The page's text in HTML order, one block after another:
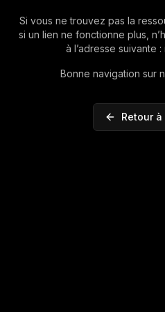
Si vous ne trouvez pas la
si un lien ne fonctionne plus,
à l’adresse suivante
Bonne navigation sur
Retour